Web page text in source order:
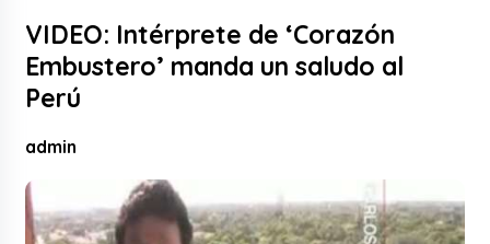
VIDEO: Intérprete de ‘Corazón
Embustero’ manda un saludo al
Perú
admin